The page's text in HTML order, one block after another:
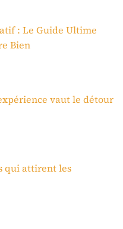
: Le Guide Ultime
Bien
vaut le détour
qui attirent les